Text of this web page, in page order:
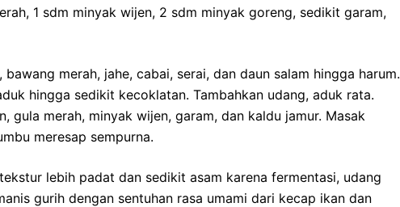
1 sdm minyak wijen, 2 sdm minyak goreng, sedikit garam,
merah, jahe, cabai, serai, dan daun salam hingga harum.
hingga sedikit kecoklatan. Tambahkan udang, aduk rata.
gula merah, minyak wijen, garam, dan kaldu jamur. Masak
meresap sempurna.
lebih padat dan sedikit asam karena fermentasi, udang
gurih dengan sentuhan rasa umami dari kecap ikan dan